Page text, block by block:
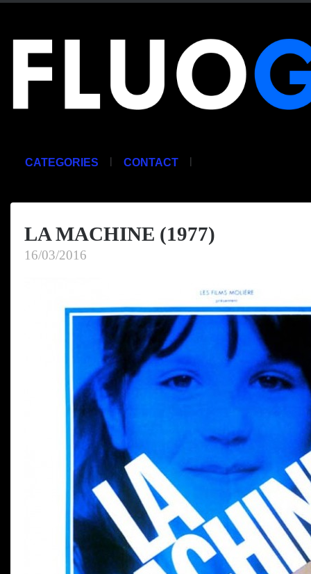
CATEGORIES | CONTACT |
LA MACHINE (1977)
16/03/2016